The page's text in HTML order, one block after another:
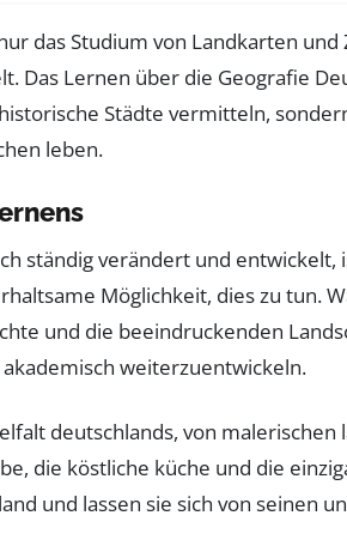
das Studium von Landkarten
Das Lernen über die Geografie
Städte vermitteln,
leben.
ständig verändert und
Möglichkeit, dies zu tun.
und die beeindruckenden
weiterzuentwickeln.